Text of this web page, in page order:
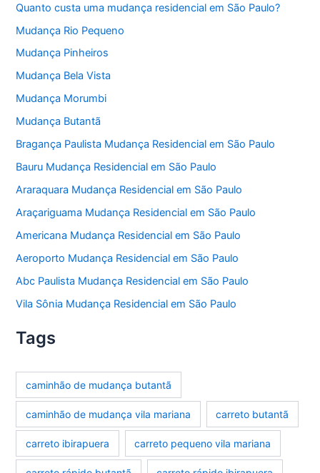
Quanto custa uma mudança residencial em São Paulo?
Mudança Rio Pequeno
Mudança Pinheiros
Mudança Bela Vista
Mudança Morumbi
Mudança Butantã
Bragança Paulista Mudança Residencial em São Paulo
Bauru Mudança Residencial em São Paulo
Araraquara Mudança Residencial em São Paulo
Araçariguama Mudança Residencial em São Paulo
Americana Mudança Residencial em São Paulo
Aeroporto Mudança Residencial em São Paulo
Abc Paulista Mudança Residencial em São Paulo
Vila Sônia Mudança Residencial em São Paulo
Tags
caminhão de mudança butantã
caminhão de mudança vila mariana carreto butantã
carreto ibirapuera carreto pequeno vila mariana